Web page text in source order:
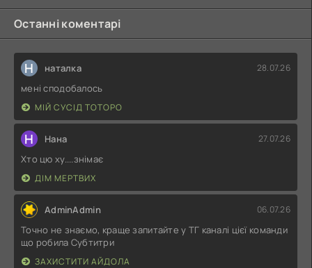
Останні коментарі
Н наталка 28.07.26
мені сподобалось
МІЙ СУСІД ТОТОРО
Н Нана 27.07.26
Хто цю ху....знімає
ДІМ МЕРТВИХ
AdminAdmin 06.07.26
Точно не знаємо, краще запитайте у ТГ каналі цієї команди
що робила Субтитри
ЗАХИСТИТИ АЙДОЛА